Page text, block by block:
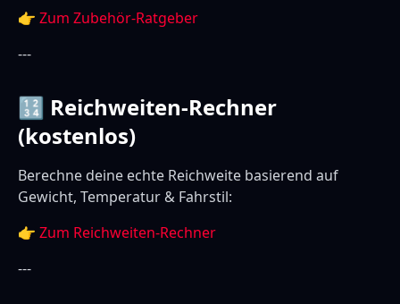
👉 Zum Zubehör-Ratgeber
---
🔢 Reichweiten-Rechner
(kostenlos)
Berechne deine echte Reichweite basierend auf
Gewicht, Temperatur & Fahrstil:
👉 Zum Reichweiten-Rechner
---